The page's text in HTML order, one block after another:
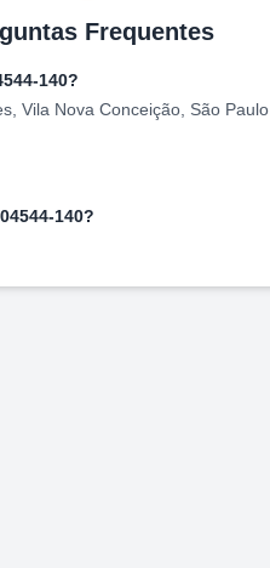
Frequentes
140?
Vila Nova Conceição São Paulo
04544-140?